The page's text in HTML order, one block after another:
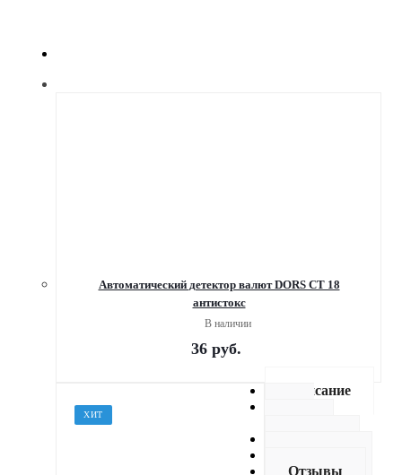
Автоматический детектор валют DORS CT 18
антистокс
В наличии
36руб.
ХИТ
Описание
Отзывы